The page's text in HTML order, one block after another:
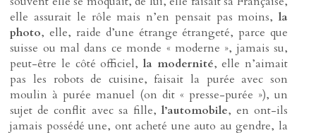
elle assurait le rôle mais n’en pensait pas moins, la
photo, elle, raide d’une étrange étrangeté, parce que
suisse ou mal dans ce monde « moderne », jamais su,
peut-être le côté officiel, la modernité, elle n’aimait
pas les robots de cuisine, faisait la purée avec son
moulin à purée manuel (on dit « presse-purée »), un
sujet de conflit avec sa fille, l’automobile, en ont-ils
jamais possédé une, ont acheté une auto au gendre, la